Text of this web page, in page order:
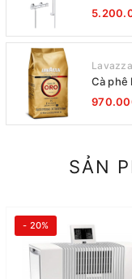
Lavazza
Cà phê
SẢN
- 20%